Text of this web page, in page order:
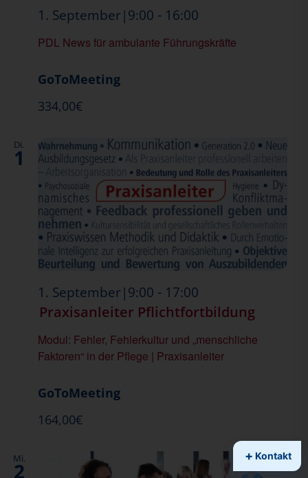
PDL News für ambulante Führungskräfte
1. September|9:00 - 16:00
News
GoToMeeting
334,00€
Di.
1
Modul: Fehler, Fehlerkultur und „menschliche
Faktoren“ in der Pflege | Praxisanleiter
1. September|9:00 - 17:00
Praxisanleiter Pflichtfortbildung
GoToMeeting
164,00€
Mi.
2